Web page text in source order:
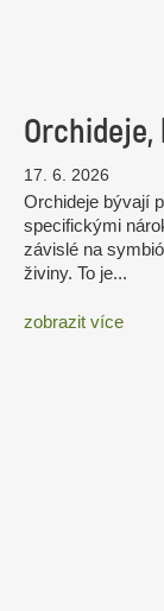
17. 6. 2026
Orchideje bývají
specifickými
závislé na
živiny. To je...
zobrazit více